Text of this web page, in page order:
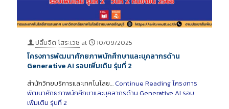
ปลื้มจิต โสระเวช at 10/09/2025
โครงการพัฒนาศักยภาพนักศึกษาและบุคลากรด้าน
Generative AI รอบเพิ่มเติม รุ่นที่ 2
สำนักวิทยบริการและเทคโนโลย… Continue Readingโครงการ
พัฒนาศักยภาพนักศึกษาและบุคลากรด้าน Generative AI รอบ
เพิ่มเติม รุ่นที่ 2